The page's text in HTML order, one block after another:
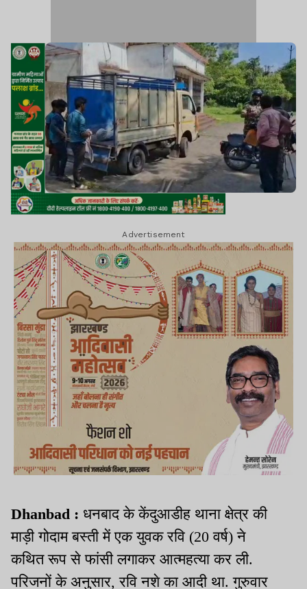
Advertisement
Dhanbad : धनबाद के केंदुआडीह थाना क्षेत्र की
माड़ी गोदाम बस्ती में एक युवक रवि (20 वर्ष) ने
कथित रूप से फांसी लगाकर आत्महत्या कर ली.
परिजनों के अनुसार, रवि नशे का आदी था. गुरुवार